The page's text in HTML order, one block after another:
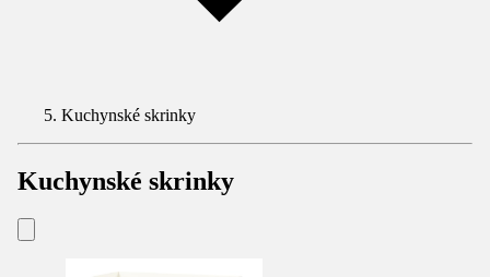
Kuchynské skrinky
Kuchynské skrinky